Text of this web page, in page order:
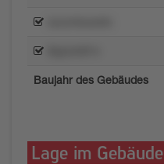
Baujahr des Gebäudes
Lage im Gebäude